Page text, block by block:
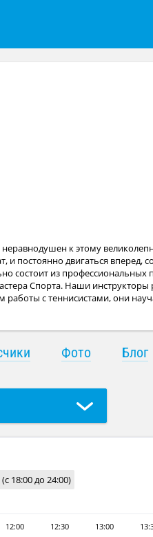
к этому
и постоянно двигаться
состоит из
Спорта. Наши
с теннисистами, они
Фото Блог
с тренером
18:00 до 24:00)
12:00 12:30 13:00